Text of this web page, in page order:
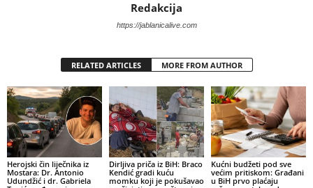
Redakcija
https://jablanicalive.com
RELATED ARTICLES MORE FROM AUTHOR
Herojski čin liječnika iz
Mostara: Dr. Antonio
Udundžić i dr. Gabriela
Dirljiva priča iz BiH: Braco
Kendić gradi kuću
momku koji je pokušavao
Kućni budžeti pod sve
većim pritiskom: Građani
u BiH prvo plaćaju